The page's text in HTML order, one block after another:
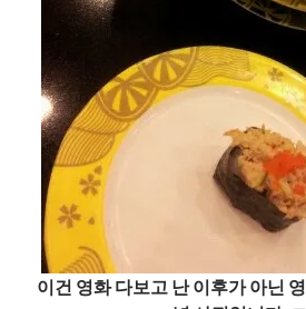
이건 영화 다보고 난 이후가 아닌